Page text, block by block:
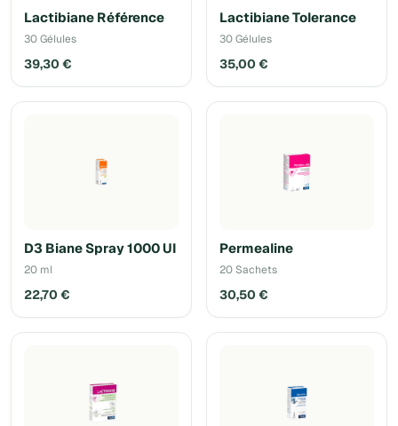
Lactibiane Référence
30 Gélules
39,30 €
Lactibiane Tolerance
30 Gélules
35,00 €
D3 Biane Spray 1000 UI
20 ml
22,70 €
Permealine
20 Sachets
30,50 €